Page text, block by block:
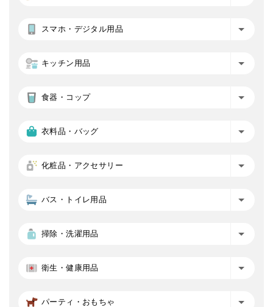
スマホ・デジタル用品
キッチン用品
食器・コップ
衣料品・バッグ
化粧品・アクセサリー
バス・トイレ用品
掃除・洗濯用品
衛生・健康用品
パーティ・おもちゃ